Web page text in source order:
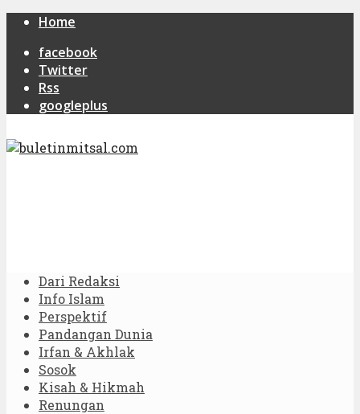
Home
facebook
Twitter
Rss
googleplus
Dari Redaksi
Info Islam
Perspektif
Pandangan Dunia
Irfan & Akhlak
Sosok
Kisah & Hikmah
Renungan